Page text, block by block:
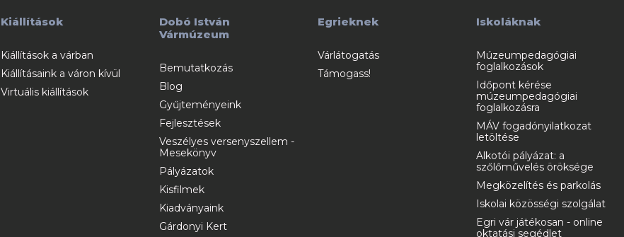
Kiállítások
Kiállítások a várban
Kiállításaink a váron kívül
Virtuális kiállítások
Dobó István
Vármúzeum
Bemutatkozás
Blog
Gyűjteményeink
Fejlesztések
Veszélyes versenyszellem -
Mesekönyv
Pályázatok
Kisfilmek
Kiadványaink
Gárdonyi Kert
Egrieknek
Várlátogatás
Támogass!
Iskoláknak
Múzeumpedagógiai
foglalkozások
Időpont kérése
múzeumpedagógiai
foglalkozásra
MÁV fogadónyilatkozat
letöltése
Alkotói pályázat: a
szőlőművelés öröksége
Megközelítés és parkolás
Iskolai közösségi szolgálat
Egri vár játékosan - online
oktatási segédlet